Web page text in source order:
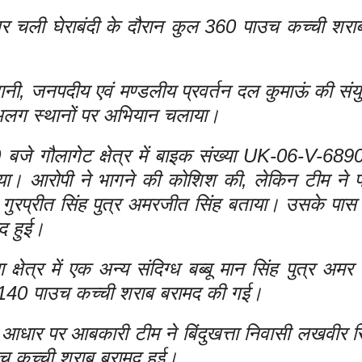
चली घेराबंदी के दौरान कुल 360 पाउच कच्ची
जनपदीय एवं मण्डलीय प्रवर्तन दल कुमाऊं की
स्थानों पर अभियान चलाया।
गौलागेट क्षेत्र में बाइक संख्या UK-06-V-
आरोपी ने भागने की कोशिश की, लेकिन टीम ने
सिंह पुत्र अमरजीत सिंह बताया। उसके
हुई।
क्षेत्र में एक अन्य संदिग्ध बब्बू मान सिंह पुत्र अमर
पाउच कच्ची शराब बरामद की गई।
पर आबकारी टीम ने बिंदुखत्ता निवासी लखवीर